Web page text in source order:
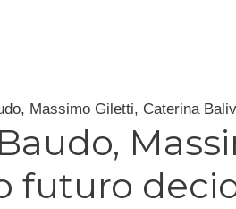
Massimo Giletti, Caterina
futuro